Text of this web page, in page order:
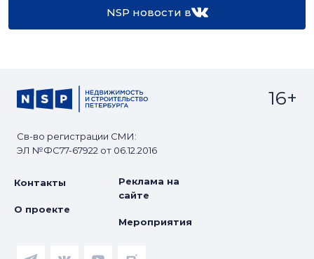
NSP новости в
Св-во регистрации СМИ:
ЭЛ №ФС77-67922 от 06.12.2016
16+
Контакты
О проекте
Реклама на
сайте
Мероприятия